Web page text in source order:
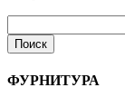
ФУРНИТУРА